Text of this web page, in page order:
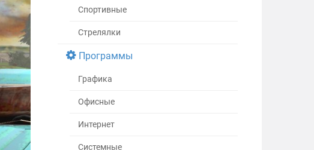
Спортивные
Стрелялки
Программы
Графика
Офисные
Интернет
Системные